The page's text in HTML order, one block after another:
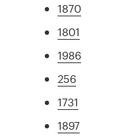
1870
1801
1986
256
1731
1897